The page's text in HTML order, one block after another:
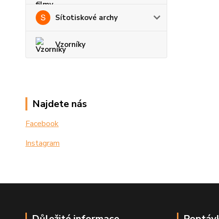
Sítotiskové archy
Vzorníky
Najdete nás
Facebook
Instagram